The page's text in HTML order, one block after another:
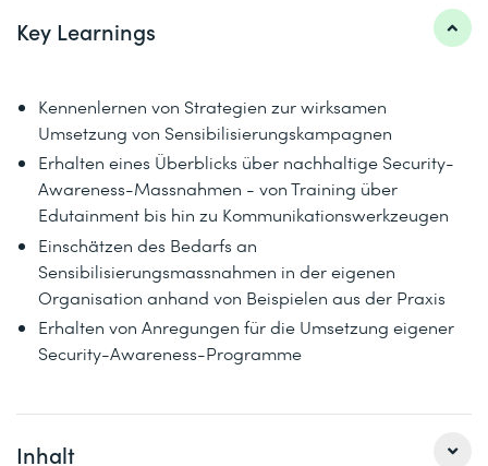
Key Learnings
Kennenlernen von Strategien zur wirksamen
Umsetzung von Sensibilisierungskampagnen
Erhalten eines Überblicks über nachhaltige Security-
Awareness-Massnahmen - von Training über
Edutainment bis hin zu Kommunikationswerkzeugen
Einschätzen des Bedarfs an
Sensibilisierungsmassnahmen in der eigenen
Organisation anhand von Beispielen aus der Praxis
Erhalten von Anregungen für die Umsetzung eigener
Security-Awareness-Programme
Inhalt